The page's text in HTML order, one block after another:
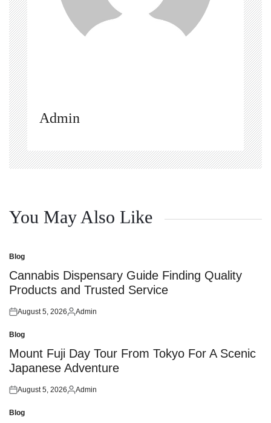
Admin
You May Also Like
Posted
in
Blog
Cannabis Dispensary Guide Finding Quality
Products and Trusted Service
Posted
August 5, 2026
Posted
Admin
Posted
in
Blog
Mount Fuji Day Tour From Tokyo For A Scenic
Japanese Adventure
Posted
August 5, 2026
Posted
Admin
Posted
Blog